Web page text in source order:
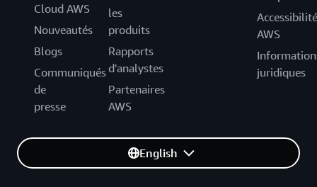
Cloud AWS
Nouveautés
Blogs
Communiqués
de
presse
les
produits
Rapports
d'analystes
Partenaires
AWS
Accessibilité
AWS
juridiques
English